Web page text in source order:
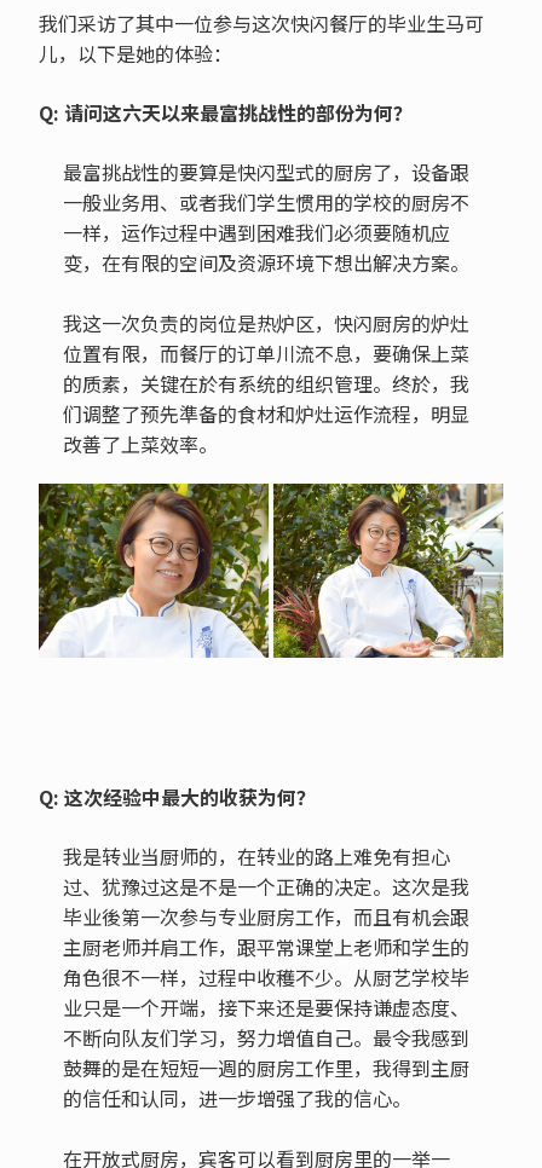
我们采访了其中一位参与这次快闪餐厅的毕业生马可
儿，以下是她的体验：
Q: 请问这六天以来最富挑战性的部份为何？
最富挑战性的要算是快闪型式的厨房了，设备跟
一般业务用、或者我们学生惯用的学校的厨房不
一样，运作过程中遇到困难我们必须要随机应
变，在有限的空间及资源环境下想出解决方案。
我这一次负责的岗位是热炉区，快闪厨房的炉灶
位置有限，而餐厅的订单川流不息，要确保上菜
的质素，关键在於有系统的组织管理。终於，我
们调整了预先準备的食材和炉灶运作流程，明显
改善了上菜效率。
Q: 这次经验中最大的收获为何？
我是转业当厨师的，在转业的路上难免有担心
过、犹豫过这是不是一个正确的决定。这次是我
毕业後第一次参与专业厨房工作，而且有机会跟
主厨老师并肩工作，跟平常课堂上老师和学生的
角色很不一样，过程中收穫不少。从厨艺学校毕
业只是一个开端，接下来还是要保持谦虚态度、
不断向队友们学习，努力增值自己。最令我感到
鼓舞的是在短短一週的厨房工作里，我得到主厨
的信任和认同，进一步增强了我的信心。
在开放式厨房，宾客可以看到厨房里的一举一